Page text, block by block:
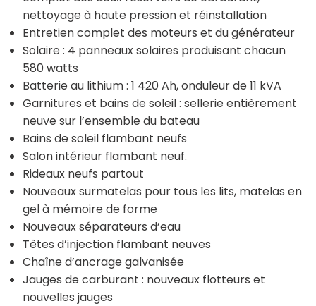
nettoyage à haute pression et réinstallation
Entretien complet des moteurs et du générateur
Solaire : 4 panneaux solaires produisant chacun
580 watts
Batterie au lithium : 1 420 Ah, onduleur de 11 kVA
Garnitures et bains de soleil : sellerie entièrement
neuve sur l’ensemble du bateau
Bains de soleil flambant neufs
Salon intérieur flambant neuf.
Rideaux neufs partout
Nouveaux surmatelas pour tous les lits, matelas en
gel à mémoire de forme
Nouveaux séparateurs d’eau
Têtes d’injection flambant neuves
Chaîne d’ancrage galvanisée
Jauges de carburant : nouveaux flotteurs et
nouvelles jauges